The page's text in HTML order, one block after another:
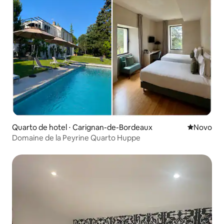
Quarto de hotel ⋅ Carignan-de-Bordeaux Novo
Novo
Domaine de la Peyrine Quarto Huppe